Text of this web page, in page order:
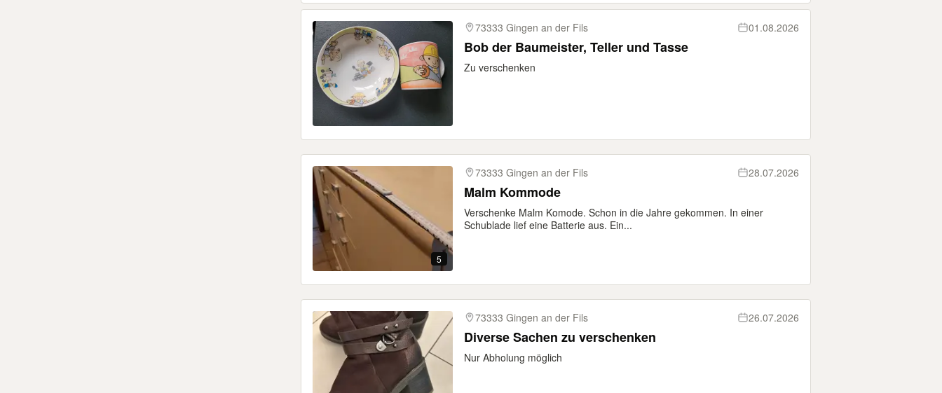
73333 Gingen an der Fils 01.08.2026
Bob der Baumeister, Teller und Tasse
Zu verschenken
5
73333 Gingen an der Fils 28.07.2026
Malm Kommode
Verschenke Malm Komode. Schon in die Jahre gekommen. In einer
Schublade lief eine Batterie aus. Ein...
73333 Gingen an der Fils 26.07.2026
Diverse Sachen zu verschenken
Nur Abholung möglich